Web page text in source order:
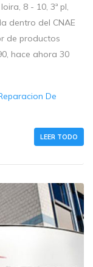
8 - 10, 3ª pl,
dentro del CNAE
de productos
hace ahora 30
De
LEER TODO